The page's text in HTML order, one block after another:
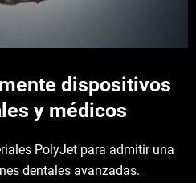
dispositivos
y médicos
PolyJet para admitir una
dentales avanzadas.